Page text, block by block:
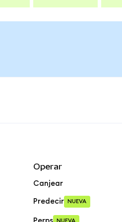
Operar
Canjear
Predecir NUEVA
NUEVA